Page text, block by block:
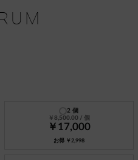
2 個
￥8,500.00 / 個
￥17,000
お得 ￥2,998